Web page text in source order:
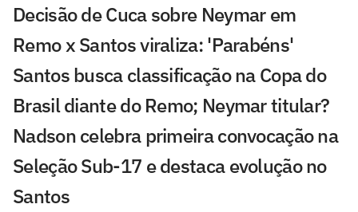
Decisão de Cuca sobre Neymar em
Remo x Santos viraliza: 'Parabéns'
Santos busca classificação na Copa do
Brasil diante do Remo; Neymar titular?
Nadson celebra primeira convocação na
Seleção Sub-17 e destaca evolução no
Santos